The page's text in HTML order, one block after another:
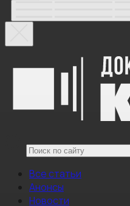
Все статьи
Анонсы
Новости